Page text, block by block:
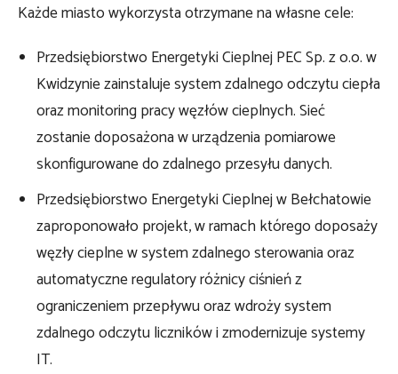
Każde miasto wykorzysta otrzymane na własne cele:
Przedsiębiorstwo Energetyki Cieplnej PEC Sp. z o.o. w
Kwidzynie zainstaluje system zdalnego odczytu ciepła
oraz monitoring pracy węzłów cieplnych. Sieć
zostanie doposażona w urządzenia pomiarowe
skonfigurowane do zdalnego przesyłu danych.
Przedsiębiorstwo Energetyki Cieplnej w Bełchatowie
zaproponowało projekt, w ramach którego doposaży
węzły cieplne w system zdalnego sterowania oraz
automatyczne regulatory różnicy ciśnień z
ograniczeniem przepływu oraz wdroży system
zdalnego odczytu liczników i zmodernizuje systemy
IT.